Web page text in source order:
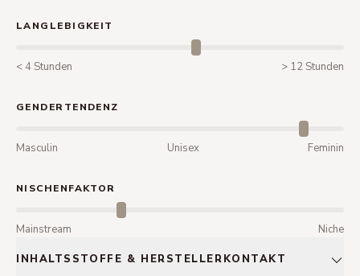
LANGLEBIGKEIT
< 4 Stunden > 12 Stunden
GENDERTENDENZ
Masculin Unisex Feminin
NISCHENFAKTOR
Mainstream Niche
INHALTSSTOFFE & HERSTELLERKONTAKT